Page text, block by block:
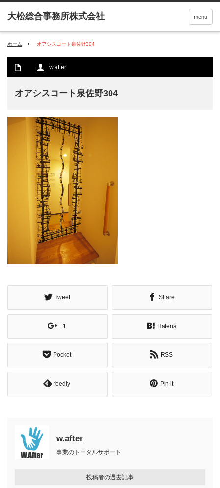
menu
ホーム オアシスコート泉佐野304
w.after
オアシスコート泉佐野304
Tweet Share
+1 Hatena
Pocket RSS
feedly Pin it
w.after
事業のトータルサポート
投稿者の過去記事